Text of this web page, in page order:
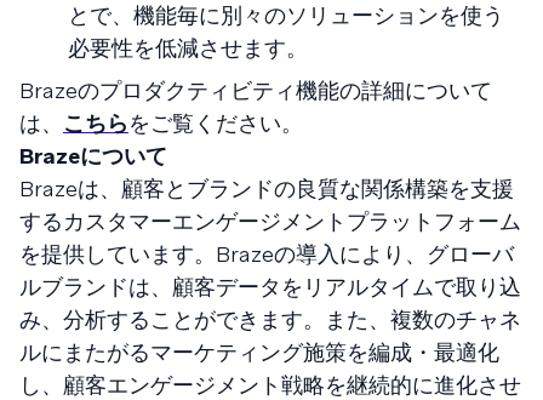
とで、機能毎に別々のソリューションを使う
必要性を低減させます。
Brazeのプロダクティビティ機能の詳細について
は、 こちらをご覧ください。
Brazeについて
Brazeは、顧客とブランドの良質な関係構築を支援
するカスタマーエンゲージメントプラットフォーム
を提供しています。Brazeの導入により、グローバ
ルブランドは、顧客データをリアルタイムで取り込
み、分析することができます。また、複数のチャネ
ルにまたがるマーケティング施策を編成・最適化
し、顧客エンゲージメント戦略を継続的に進化させ